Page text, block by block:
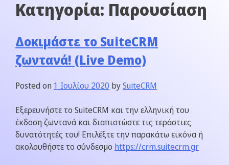
Κατηγορία: Παρουσίαση
Δοκιμάστε το SuiteCRM
ζωντανά! (Live Demo)
Posted on 1 Ιουλίου 2020 bySuiteCRM
Εξερευνήστε το SuiteCRM και την ελληνική του
έκδοση ζωντανά και διαπιστώστε τις τεράστιες
δυνατότητές του! Επιλέξτε την παρακάτω εικόνα ή
ακολουθήστε το σύνδεσμο https://crm.suitecrm.gr